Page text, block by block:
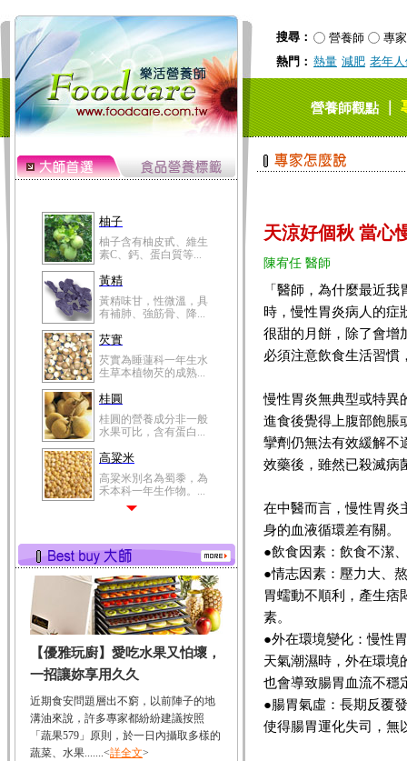
搜尋： 營養師
專家
熱門： 熱量 減肥 老年
營養師觀點｜
柚子
柚子含有柚皮甙、維生
素C、鈣、蛋白質等...
黃精
黃精味甘，性微溫，具
有補肺、強筋骨、降...
芡實
芡實為睡蓮科一年生水
生草本植物芡的成熟...
桂圓
桂圓的營養成分非一般
水果可比，含有蛋白...
高粱米
高粱米別名為蜀黍，為
禾本科一年生作物。...
有蛋白質、脂肪、磷...
鮪魚
鮪魚肚肉中的不飽和脂
肪酸內富含EPA和DH...
韭菜
韭菜所含的膳食纖維能
幫助消化與通便；揮...
冬瓜
冬瓜營養價值高，鈉含
量極低是水腫病人的...
豆豉
【優雅玩廚】愛吃水果又怕壞，
一招讓妳享用久久
近期食安問題層出不窮，以前陣子的地
溝油來說，許多專家都紛紛建議按照
「蔬果579」原則，於一日內攝取多樣的
蔬菜、水果.......<詳全文>
天涼好個秋 當心
陳宥任 醫師
「醫師，為什麼最近
時，慢性胃炎病人的症
很甜的月餅，除了會增
必須注意飲食生活習慣
慢性胃炎無典型或特異
進食後覺得上腹部飽脹
攣劑仍無法有效緩解不
效藥後，雖然已殺滅病
在中醫而言，慢性胃炎
身的血液循環差有關。
●飲食因素：飲食不潔
●情志因素：壓力大、
胃蠕動不順利，產生痞
素。
●外在環境變化：慢性
天氣潮濕時，外在環境
也會導致腸胃血流不穩
●腸胃氣虛：長期反覆
使得腸胃運化失司，無